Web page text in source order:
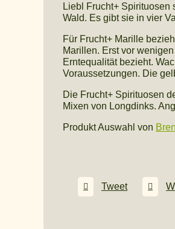
Liebl Frucht+
Wald. Es gibt sie in vier
Für Frucht+ Marille
Marillen. Erst vor
Erntequalität bezieht.
Voraussetzungen. Die
Die Frucht+ Spirituosen
Mixen von Longdinks.
Produkt Auswahl von
Tweet